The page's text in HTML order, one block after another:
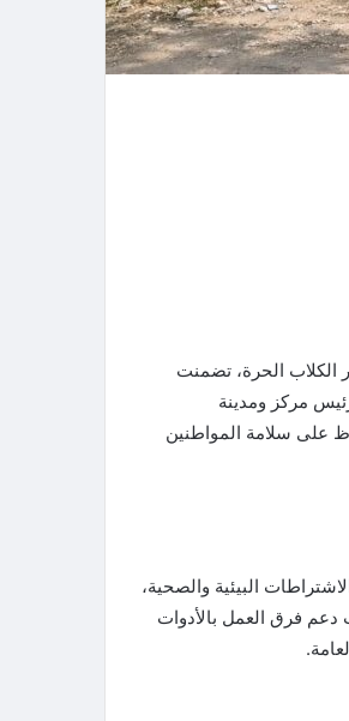
الكلاب الحرة، تضمنت
مركز ومدينة
على سلامة المواطنين
البيئية والصحية،
دعم فرق العمل بالأدوات